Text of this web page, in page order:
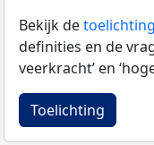
Bekijk detoelichting
definities en de
veerkracht’ en
Toelichting